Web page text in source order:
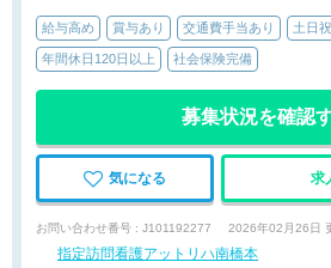
給与高め 賞与あり 交通費手当あり 土日
年間休日120日以上 社会保険完備
募集状況を確認
気になる 求
お問い合わせ番号 : J101192277 2026年02月26日
指定訪問看護アットリハ南橋本